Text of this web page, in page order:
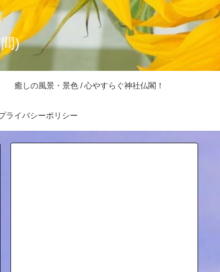
)
癒しの風景・景色 / 心やすらぐ神社仏閣！
ライバシーポリシー